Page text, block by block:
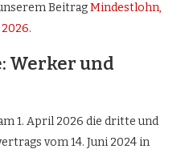
BeitragMindestlohn,
.
Werker und
1. April 2026 die dritte und
vom 14. Juni 2024 in